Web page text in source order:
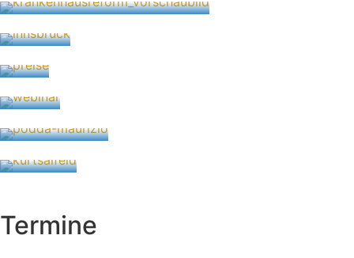
30. März 2026
24. März 2026
5. Januar 2026
5. September 2025
24. März 2025
Termine